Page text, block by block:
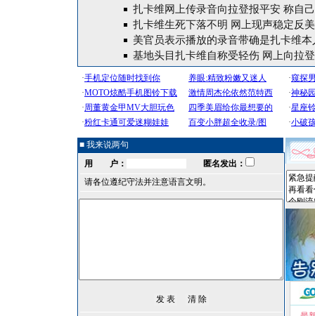
扎卡维网上传录音向拉登报平安 称自
扎卡维生死下落不明 网上现声稳定反
美官员表示播放的录音带确是扎卡维
基地头目扎卡维自称受轻伤 网上向拉
■ 我来说两句
用 户：
匿名发出：
请各位遵纪守法并注意语言文明。